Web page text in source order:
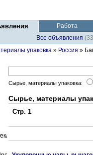
Работа
Все объявления
упаковка » Россия »
Сырье, материалы упаковка:
Сырье, материалы
Стр. 1